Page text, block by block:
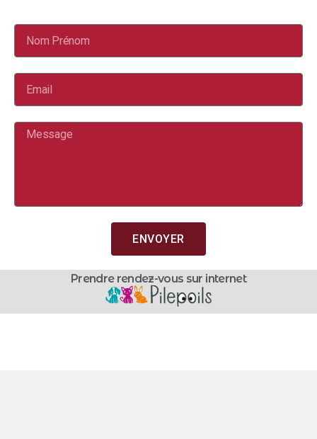
ENVOYER
Prendre rendez-vous sur internet